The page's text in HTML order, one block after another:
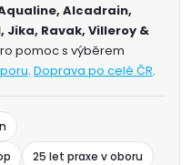
Alcadrain,
Jika, Ravak, Villeroy &
pomoc s výběrem
. Doprava po celé ČR.
25 let praxe v oboru